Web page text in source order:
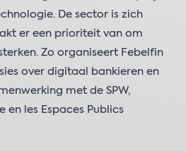
De sector is zich
er een prioriteit van om
Zo organiseert Febelfin
over digitaal bankieren en
met de SPW,
en les Espaces Publics